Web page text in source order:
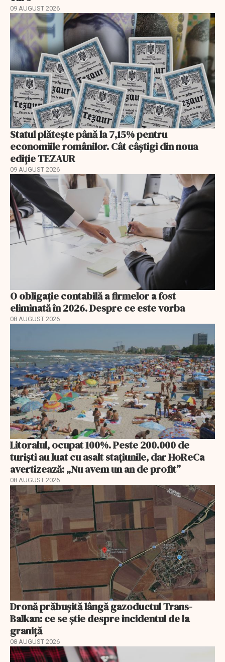
09 AUGUST 2026
Statul plătește până la 7,15% pentru
economiile românilor. Cât câștigi din noua
ediție TEZAUR
09 AUGUST 2026
O obligație contabilă a firmelor a fost
eliminată în 2026. Despre ce este vorba
08 AUGUST 2026
Litoralul, ocupat 100%. Peste 200.000 de
turiști au luat cu asalt stațiunile, dar HoReCa
avertizează: „Nu avem un an de profit”
08 AUGUST 2026
Dronă prăbușită lângă gazoductul Trans-
Balkan: ce se știe despre incidentul de la
graniță
08 AUGUST 2026